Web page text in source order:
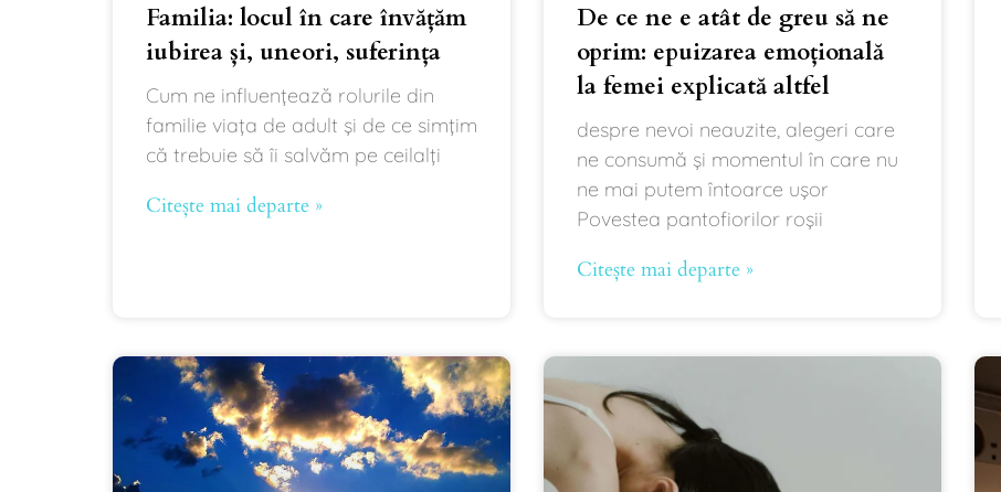
Familia: locul în care învățăm
iubirea și, uneori, suferința
Cum ne influențează rolurile din
familie viața de adult și de ce simțim
că trebuie să îi salvăm pe ceilalți
Citește mai departe »
De ce ne e atât de greu să ne
oprim: epuizarea emoțională
la femei explicată altfel
despre nevoi neauzite, alegeri care
ne consumă și momentul în care nu
ne mai putem întoarce ușor
Povestea pantofiorilor roșii
Citește mai departe »